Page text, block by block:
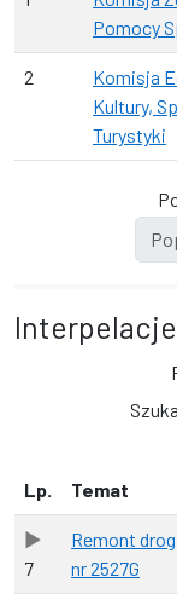
Pomocy
2
Komisja
Kultury,
Turystyki
Lp. Temat
7
Remont
nr 2527G